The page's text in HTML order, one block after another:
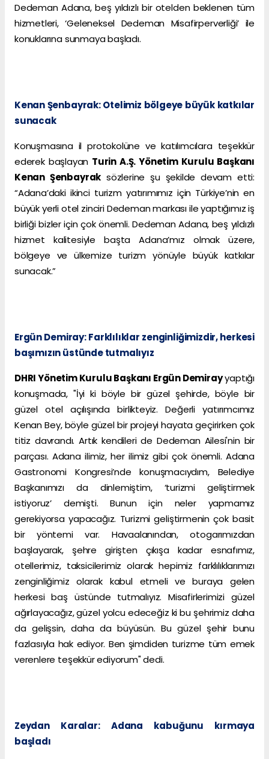
Dedeman Adana, beş yıldızlı bir otelden beklenen tüm
hizmetleri, ‘Geleneksel Dedeman Misafirperverliği’ ile
konuklarına sunmaya başladı.
Kenan Şenbayrak: Otelimiz bölgeye büyük katkılar
sunacak
Konuşmasına il protokolüne ve katılımcılara teşekkür
ederek başlayan Turin A.Ş. Yönetim Kurulu Başkanı
Kenan Şenbayrak sözlerine şu şekilde devam etti:
“Adana’daki ikinci turizm yatırımımız için Türkiye’nin en
büyük yerli otel zinciri Dedeman markası ile yaptığımız iş
birliği bizler için çok önemli. Dedeman Adana, beş yıldızlı
hizmet kalitesiyle başta Adana’mız olmak üzere,
bölgeye ve ülkemize turizm yönüyle büyük katkılar
sunacak.”
Ergün Demiray: Farklılıklar zenginliğimizdir, herkesi
başımızın üstünde tutmalıyız
DHRI Yönetim Kurulu Başkanı Ergün Demirayyaptığı
konuşmada, "İyi ki böyle bir güzel şehirde, böyle bir
güzel otel açılışında birlikteyiz. Değerli yatırımcımız
Kenan Bey, böyle güzel bir projeyi hayata geçirirken çok
titiz davrandı. Artık kendileri de Dedeman Ailesi'nin bir
parçası. Adana ilimiz, her ilimiz gibi çok önemli. Adana
Gastronomi Kongresi’nde konuşmacıydım, Belediye
Başkanımızı da dinlemiştim, ‘turizmi geliştirmek
istiyoruz’ demişti. Bunun için neler yapmamız
gerekiyorsa yapacağız. Turizmi geliştirmenin çok basit
bir yöntemi var. Havaalanından, otogarımızdan
başlayarak, şehre girişten çıkışa kadar esnafımız,
otellerimiz, taksicilerimiz olarak hepimiz farklılıklarımızı
zenginliğimiz olarak kabul etmeli ve buraya gelen
herkesi baş üstünde tutmalıyız. Misafirlerimizi güzel
ağırlayacağız, güzel yolcu edeceğiz ki bu şehrimiz daha
da gelişsin, daha da büyüsün. Bu güzel şehir bunu
fazlasıyla hak ediyor. Ben şimdiden turizme tüm emek
verenlere teşekkür ediyorum" dedi.
Zeydan Karalar: Adana kabuğunu kırmaya
başladı